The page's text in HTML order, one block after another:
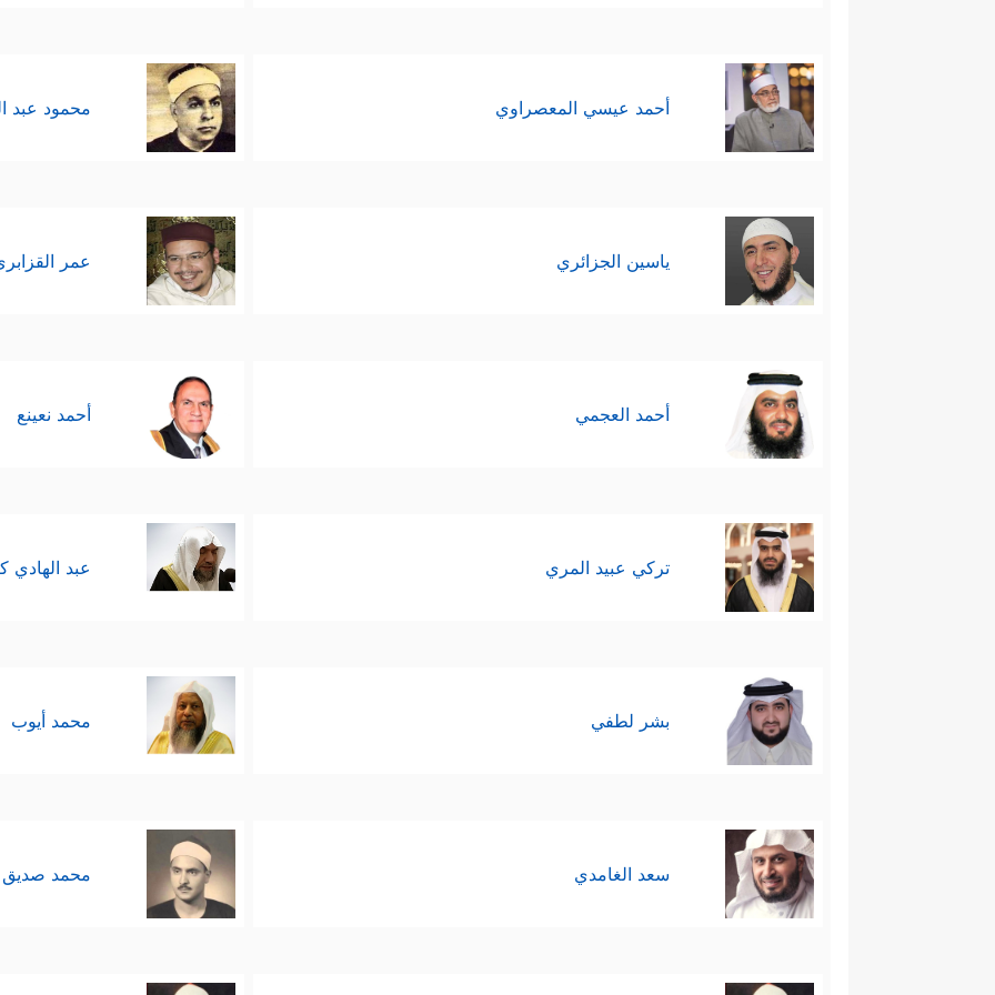
أحمد عيسي المعصراوي محمود عبد
ياسين الجزائري عمر
أحمد العجمي أحمد نعينع
تركي عبيد المري عبد الهادي
بشر لطفي محمد أيوب
سعد الغامدي محمد صديق